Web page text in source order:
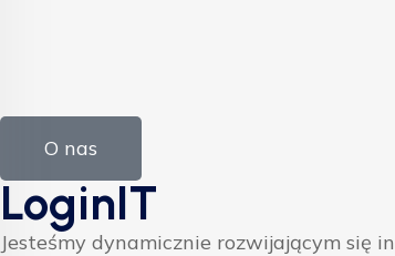
O nas
LoginIT
Jesteśmy dynamicznie rozwijającym się